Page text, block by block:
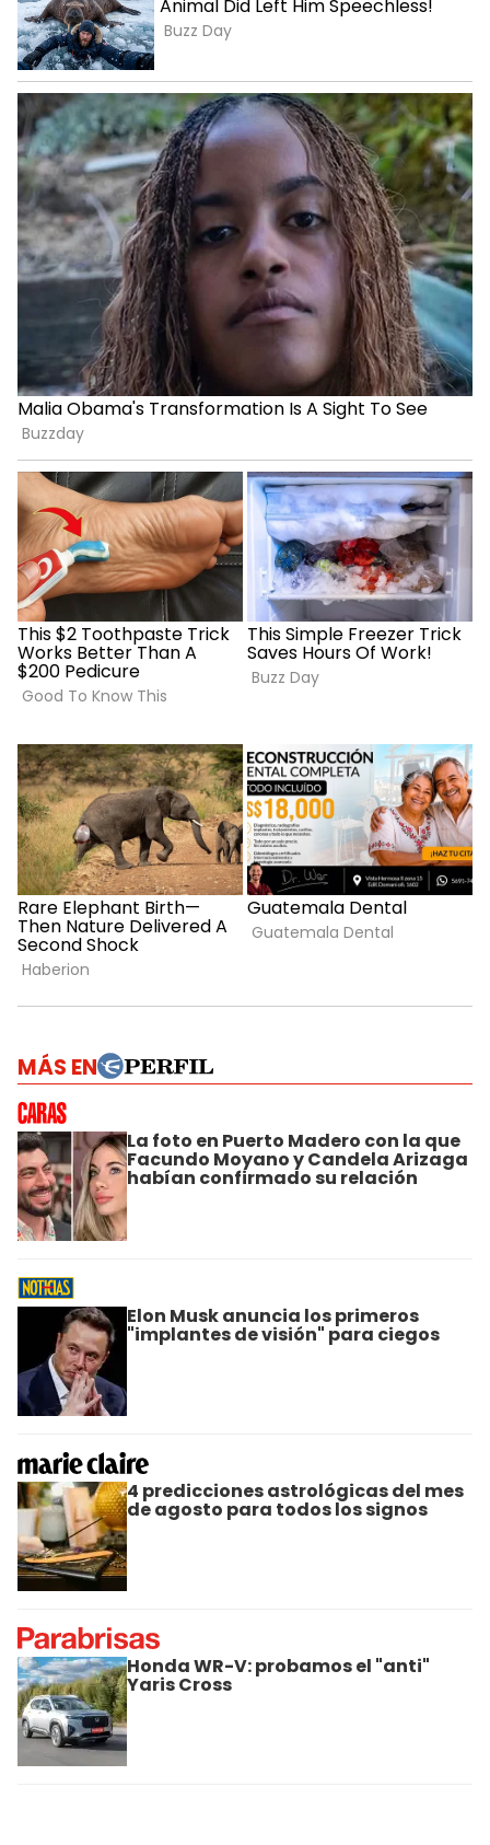
MÁS EN
La foto en Puerto Madero con la que
Facundo Moyano y Candela Arizaga
habían confirmado su relación
Elon Musk anuncia los primeros
"implantes de visión" para ciegos
4 predicciones astrológicas del mes
de agosto para todos los signos
Honda WR-V: probamos el "anti"
Yaris Cross